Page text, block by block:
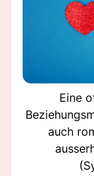
Eine
auch